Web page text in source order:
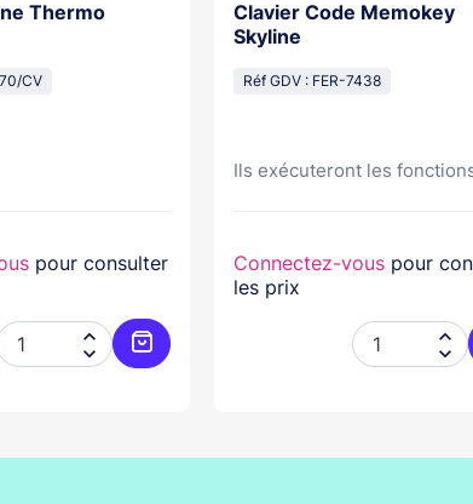
Thermo
CV
pour consulter


Ajouter au panier
Clavier Code Memokey
Skyline
Réf GDV : FER-7438
Ils exécuteront les
Connectez-vous pour
les prix

